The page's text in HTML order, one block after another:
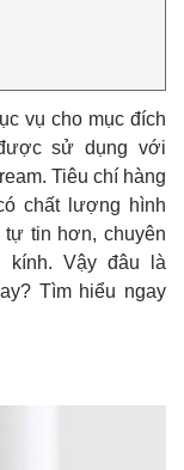
vụ cho mục đích
sử dụng với
Tiêu chí hàng
chất lượng hình
tin hơn, chuyên
kính. Vậy đâu là
Tìm hiểu ngay